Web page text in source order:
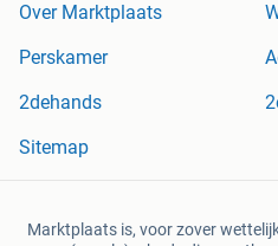
Over Marktplaats
Perskamer
2dehands
Sitemap
Marktplaats is, voor zover